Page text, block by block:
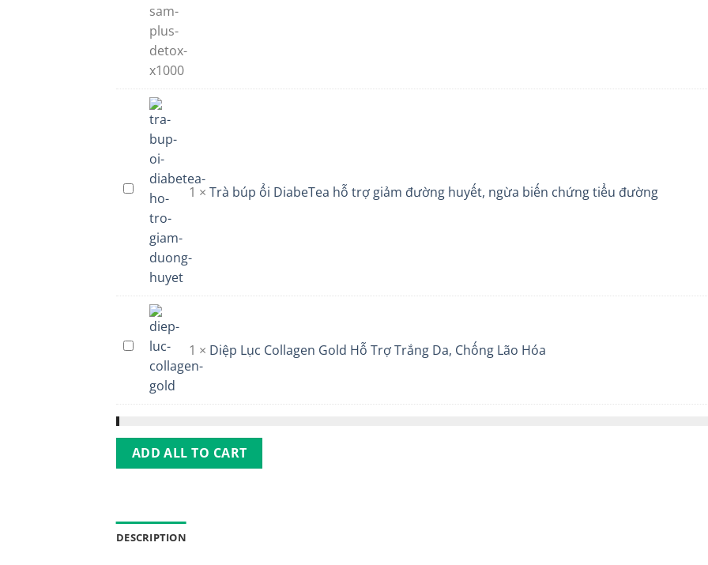
PLUS
DETOX
X1000
Trà
DiabeTea
giảm
đường
huyết,
ngừa
chứng
tiểu
1 × Trà búp ổi DiabeTea hỗ trợ giảm đường huyết, ngừa biến chứng tiểu đường
Diệp
Collagen
Gold
Trợ
Trắng
Da,
Hóa
1 × Diệp Lục Collagen Gold Hỗ Trợ Trắng Da, Chống Lão Hóa
ADD ALL TO CART
DESCRIPTION